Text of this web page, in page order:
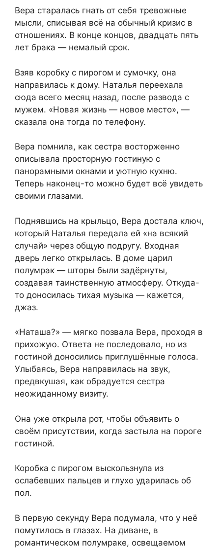
Вера старалась гнать от себя тревожные
мысли, списывая всё на обычный кризис в
отношениях. В конце концов, двадцать пять
лет брака — немалый срок.
Взяв коробку с пирогом и сумочку, она
направилась к дому. Наталья переехала
сюда всего месяц назад, после развода с
мужем. «Новая жизнь — новое место», —
сказала она тогда по телефону.
Вера помнила, как сестра восторженно
описывала просторную гостиную с
панорамными окнами и уютную кухню.
Теперь наконец-то можно будет всё увидеть
своими глазами.
Поднявшись на крыльцо, Вера достала ключ,
который Наталья передала ей «на всякий
случай» через общую подругу. Входная
дверь легко открылась. В доме царил
полумрак — шторы были задёрнуты,
создавая таинственную атмосферу. Откуда-
то доносилась тихая музыка — кажется,
джаз.
«Наташа?» — мягко позвала Вера, проходя в
прихожую. Ответа не последовало, но из
гостиной доносились приглушённые голоса.
Улыбаясь, Вера направилась на звук,
предвкушая, как обрадуется сестра
неожиданному визиту.
Она уже открыла рот, чтобы объявить о
своём присутствии, когда застыла на пороге
гостиной.
Коробка с пирогом выскользнула из
ослабевших пальцев и глухо ударилась об
пол.
В первую секунду Вера подумала, что у неё
помутилось в глазах. На диване, в
романтическом полумраке, освещаемом